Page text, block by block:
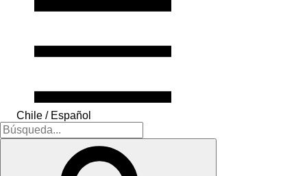
Chile / Español